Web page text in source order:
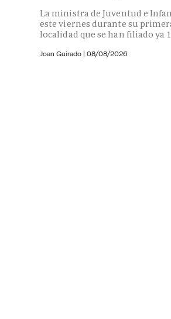
La ministra de Juventud e
este viernes durante su
localidad que se han filiado ya
Joan Guirado | 08/08/2026